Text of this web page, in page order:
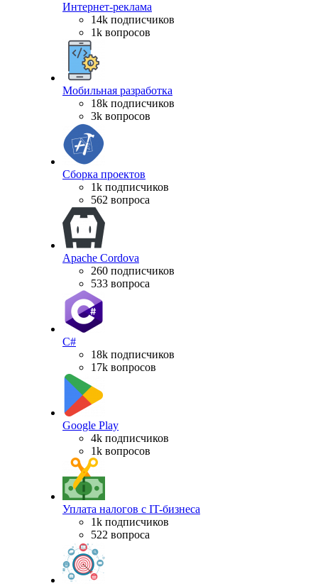
Интернет-реклама
14k подписчиков
1k вопросов
Мобильная разработка
18k подписчиков
3k вопросов
Сборка проектов
1k подписчиков
562 вопроса
Apache Cordova
260 подписчиков
533 вопроса
C#
18k подписчиков
17k вопросов
Google Play
4k подписчиков
1k вопросов
Уплата налогов с IT-бизнеса
1k подписчиков
522 вопроса